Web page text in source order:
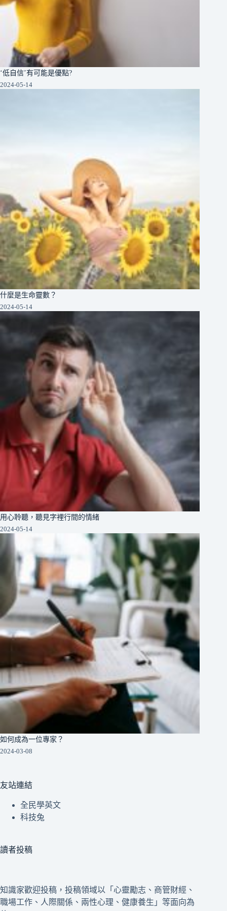
‘低自信’有可能是優點?
2024-05-14
什麼是生命靈數？
2024-05-14
用心聆聽，聽見字裡行間的情緒
2024-05-14
如何成為一位專家？
2024-03-08
友站連結
全民學英文
科技兔
讀者投稿
知識家歡迎投稿，投稿領域以「心靈勵志、商管財經、
職場工作、人際關係、兩性心理、健康養生」等面向為